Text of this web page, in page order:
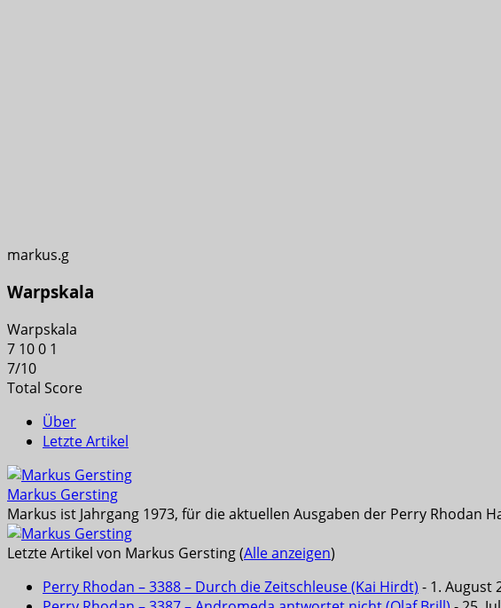
markus.g
Warpskala
Warpskala
7 100 1
7/10
Total Score
Über
Letzte Artikel
Markus Gersting
Markus ist Jahrgang 1973, für die aktuellen Ausgaben der Perry Rhodan
Letzte Artikel von Markus Gersting(Alle anzeigen)
Perry Rhodan – 3388 – Durch die Zeitschleuse (Kai Hirdt) - 1. August